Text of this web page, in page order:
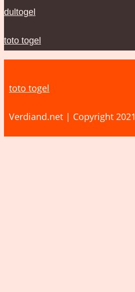
dultogel
toto togel
toto togel
Verdiand.net | Copyright 2021